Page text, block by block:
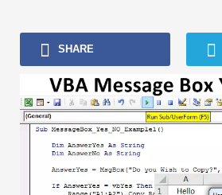
Excel, VBA ve Power BI
Yatırım Bankacılığı Dersleri
En Popüler Kitaplar
Finans Kariyer Kılavuzları
SHARE